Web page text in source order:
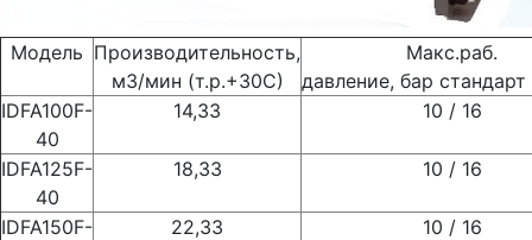
Модель Производительность,
м3/мин (т.р.+30С)
Макс.раб.
давление, бар
IDFA100F-
40
14,33 10 / 16
IDFA125F-
40
18,33 10 / 16
IDFA150F-
22,33 10 / 16